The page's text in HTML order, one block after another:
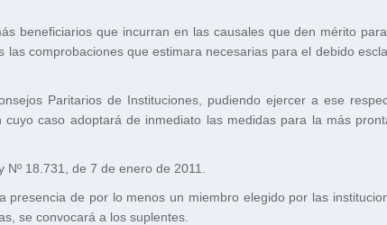
beneficiarios que incurran en las causales que den mérito
comprobaciones que estimara necesarias para el debido
Paritarios de Instituciones, pudiendo ejercer a ese
caso adoptará de inmediato las medidas para la más
18.731, de 7 de enero de 2011.
de por lo menos un miembro elegido por las
se convocará a los suplentes.